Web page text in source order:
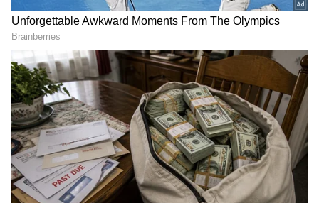
కథ ఏంటంటే..
అనే వ్యక్తి చాలా ఉంటాడు. గ్రామంలో అతను చెప్పిందే
వేదం. అతని పందెం కోడి “సలార్ రాజు”ను కన్న కొడుక్కంటే
ఎక్కువగా చూసుకుంటారు గజపతి రాజు. ప్రతి సంక్రాంతి
జరిగే కోడి పందెల్లో గెలిచే సలార్ రాజు కనిపించకపోవడంతో
కథ మొదలవుతుంది. దానిని వెతికే బాధ్యత ఎస్ఐ రవి,
కానిస్టేబుల్ మోహన్‌(గెటప్ శ్రీను)లపై పడుతుంది. మిస్సింగ్
కేసులా కనిపించిన ఈ వ్యవహారం క్రమంగా గ్రామంలో